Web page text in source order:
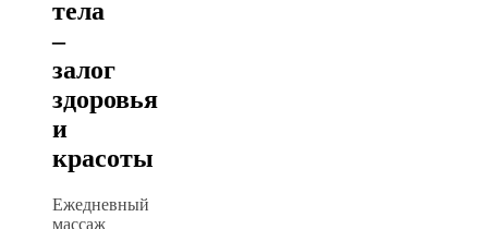
тела
–
залог
здоровья
и
красоты
Ежедневный
массаж